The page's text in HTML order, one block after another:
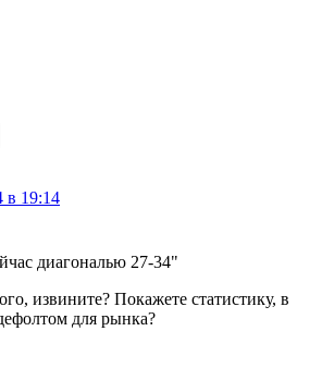
в 19:14
диагональю 27-34"
извините? Покажете статистику, в
для рынка?